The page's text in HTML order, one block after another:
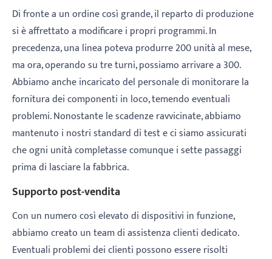
Di fronte a un ordine così grande, il reparto di produzione
si è affrettato a modificare i propri programmi. In
precedenza, una linea poteva produrre 200 unità al mese,
ma ora, operando su tre turni, possiamo arrivare a 300.
Abbiamo anche incaricato del personale di monitorare la
fornitura dei componenti in loco, temendo eventuali
problemi. Nonostante le scadenze ravvicinate, abbiamo
mantenuto i nostri standard di test e ci siamo assicurati
che ogni unità completasse comunque i sette passaggi
prima di lasciare la fabbrica.
Supporto post-vendita
Con un numero così elevato di dispositivi in ​​funzione,
abbiamo creato un team di assistenza clienti dedicato.
Eventuali problemi dei clienti possono essere risolti